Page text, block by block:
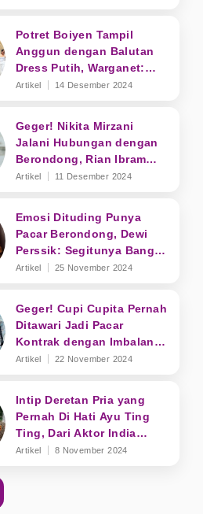
Potret Boiyen Tampil
Anggun dengan Balutan
Dress Putih, Warganet:
Jodohnya Bule Nih
Artikel 14 Desember 2024
Geger! Nikita Mirzani
Jalani Hubungan dengan
Berondong, Rian Ibram
Bongkar Sosok Sang
Artikel 11 Desember 2024
Emosi Dituding Punya
Pacar Berondong, Dewi
Perssik: Segitunya Banget
Cari Duit!
Artikel 25 November 2024
Geger! Cupi Cupita Pernah
Ditawari Jadi Pacar
Kontrak dengan Imbalan
Vila dan Mobil Mewah
Artikel 22 November 2024
Intip Deretan Pria yang
Pernah Di Hati Ayu Ting
Ting, Dari Aktor India
Hingga Prajurit TNI
Artikel 8 November 2024